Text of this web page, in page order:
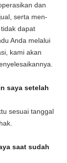
dan
serta men-
dapat
Anda melalui
kami akan
saya setelah
sesuai tanggal
saat sudah